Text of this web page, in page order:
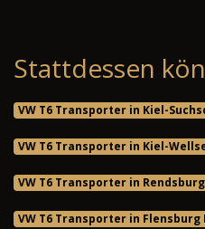
Stattdessen
VW T6 Transporter in Kiel-
VW T6 Transporter in Kiel-
VW T6 Transporter in
VW T6 Transporter in